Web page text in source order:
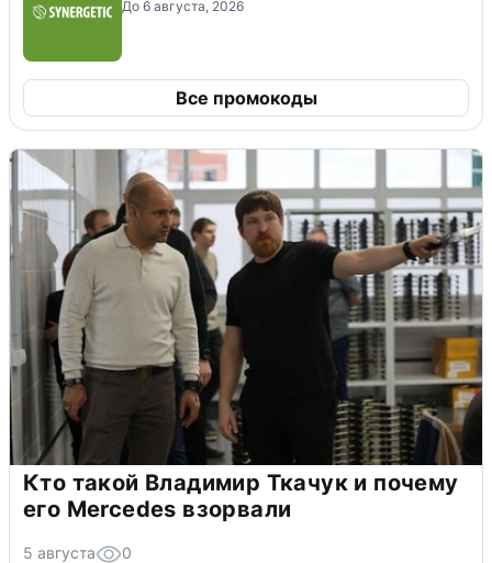
До 6 августа, 2026
Все промокоды
Кто такой Владимир Ткачук и почему
его Mercedes взорвали
5 августа 0